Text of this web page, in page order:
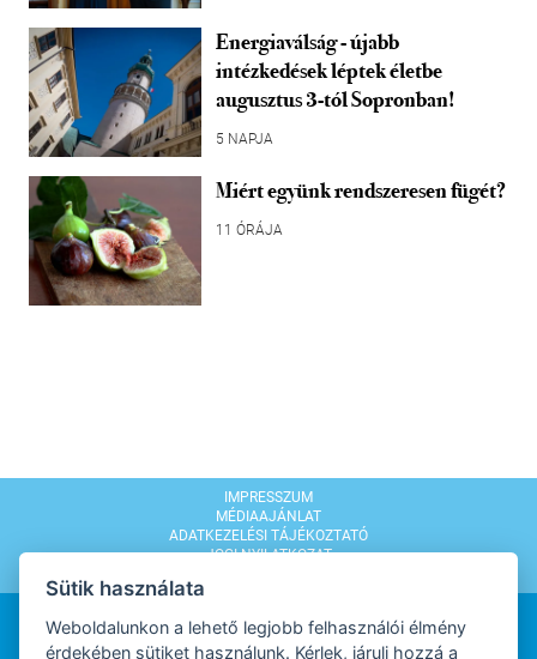
Energiaválság - újabb
intézkedések léptek életbe
augusztus 3-tól Sopronban!
5 NAPJA
Miért együnk rendszeresen fügét?
11 ÓRÁJA
IMPRESSZUM
MÉDIAAJÁNLAT
ADATKEZELÉSI TÁJÉKOZTATÓ
JOGI NYILATKOZAT
Sütik használata
Weboldalunkon a lehető legjobb felhasználói élmény
érdekében sütiket használunk. Kérlek, járulj hozzá a